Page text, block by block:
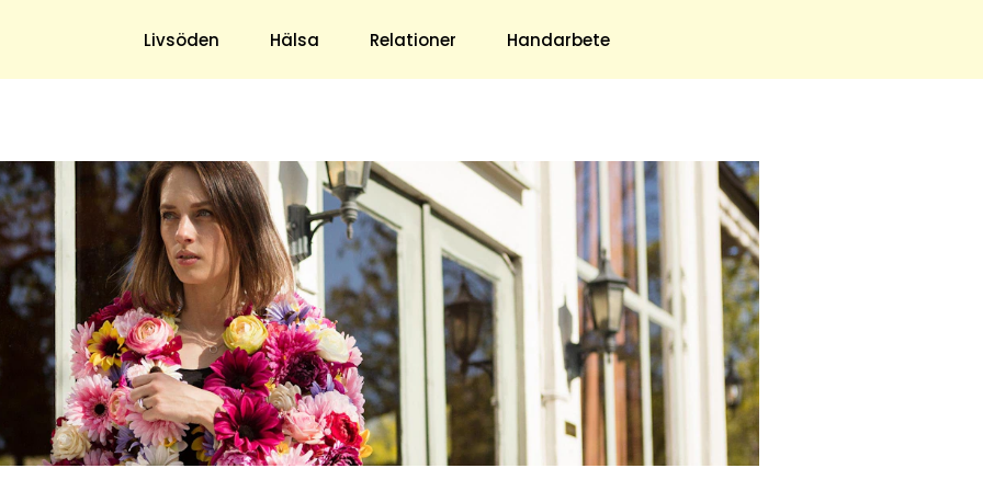
Livsöden Hälsa Relationer Handarbete
& Trädgård
Hushåll
Ekonomi
Mat & Dryck
& Antikt
DIY - Gör Det Själv
Underhållning
Nöje
TV
Horoskop
Quiz
Om Oss
Om Oss & Kontakt
Tidningar Hos Allas.se
Nyhetsbrev
Om Cookies
Integritetspolicy
Skapa Konto
Hantera Preferenser
blogg